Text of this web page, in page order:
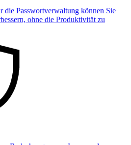
Passwortverwaltung können Sie
ohne die Produktivität zu